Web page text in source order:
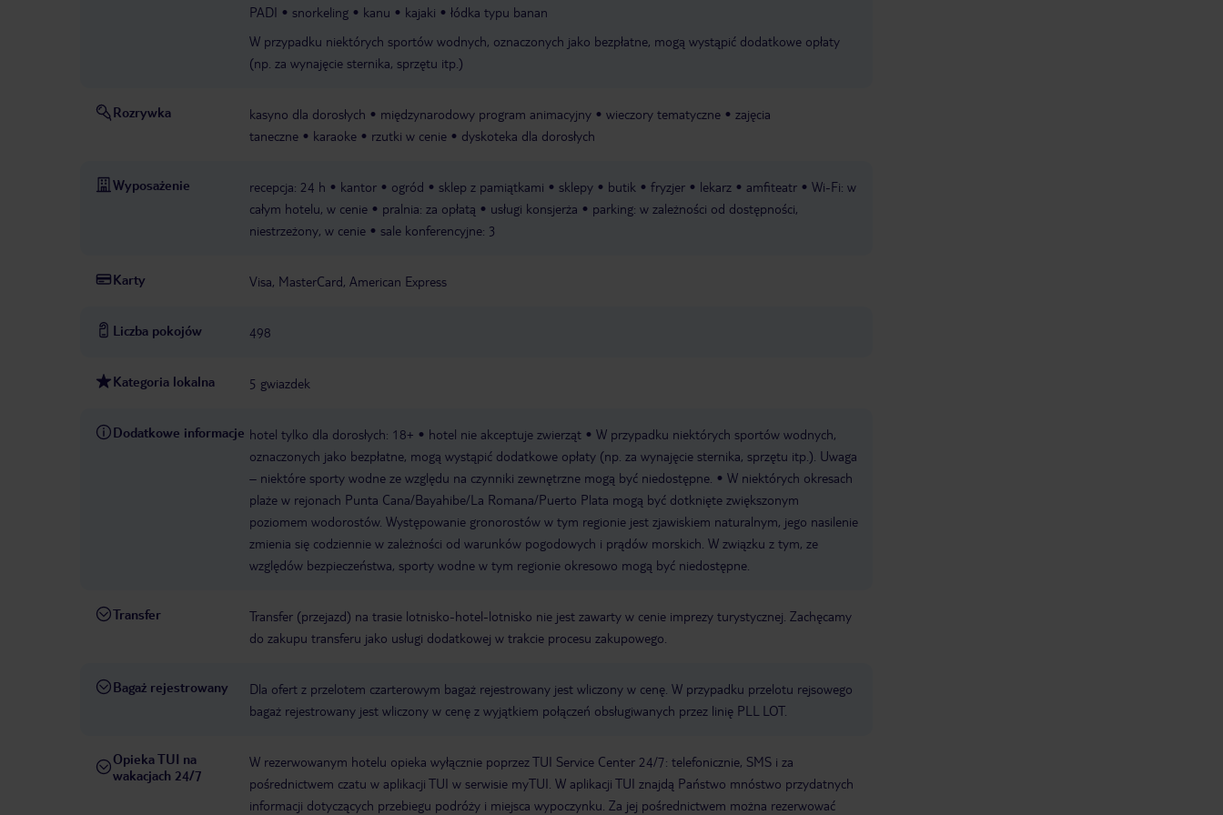
PADI
snorkeling kanu kajaki
łódka typu banan
W przypadku niektórych sportów wodnych, oznaczonych jako bezpłatne, mogą wystąpić dodatkowe opłaty
(np. za wynajęcie sternika, sprzętu itp.)
Rozrywka kasyno dla dorosłych międzynarodowy program animacyjny wieczory tematyczne
zajęcia
taneczne
karaoke rzutki w cenie dyskoteka dla dorosłych
Wyposażenie recepcja: 24 h kantor ogród sklep z pamiątkami sklepy butik fryzjer lekarz amfiteatr
Wi-Fi: w
całym hotelu, w cenie
pralnia: za opłatą usługi konsjerża
parking: w zależności od dostępności,
niestrzeżony, w cenie
sale konferencyjne: 3
Karty Visa, MasterCard, American Express
Liczba pokojów 498
Kategoria lokalna 5 gwiazdek
Dodatkowe informacje hotel tylko dla dorosłych: 18+ hotel nie akceptuje zwierząt
W przypadku niektórych sportów wodnych,
oznaczonych jako bezpłatne, mogą wystąpić dodatkowe opłaty (np. za wynajęcie sternika, sprzętu itp.). Uwaga
– niektóre sporty wodne ze względu na czynniki zewnętrzne mogą być niedostępne.
W niektórych okresach
plaże w rejonach Punta Cana/Bayahibe/La Romana/Puerto Plata mogą być dotknięte zwiększonym
poziomem wodorostów. Występowanie gronorostów w tym regionie jest zjawiskiem naturalnym, jego nasilenie
zmienia się codziennie w zależności od warunków pogodowych i prądów morskich. W związku z tym, ze
względów bezpieczeństwa, sporty wodne w tym regionie okresowo mogą być niedostępne.
Transfer
Transfer (przejazd) na trasie lotnisko-hotel-lotnisko nie jest zawarty w cenie imprezy turystycznej. Zachęcamy
do zakupu transferu jako usługi dodatkowej w trakcie procesu zakupowego.
Bagaż rejestrowany
Dla ofert z przelotem czarterowym bagaż rejestrowany jest wliczony w cenę. W przypadku przelotu rejsowego
bagaż rejestrowany jest wliczony w cenę z wyjątkiem połączeń obsługiwanych przez linię PLL LOT.
Opieka TUI na
wakacjach 24/7
W rezerwowanym hotelu opieka wyłącznie poprzez TUI Service Center 24/7: telefonicznie, SMS i za
pośrednictwem czatu w aplikacji TUI w serwisie myTUI. W aplikacji TUI znajdą Państwo mnóstwo przydatnych
informacji dotyczących przebiegu podróży i miejsca wypoczynku. Za jej pośrednictwem można rezerwować